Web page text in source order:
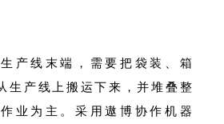
产线末端，需要把袋装、箱
生产线上搬运下来，并堆叠整
业为主。采用遨博协作机器